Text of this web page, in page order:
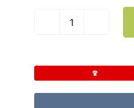
Manopla
cantidad